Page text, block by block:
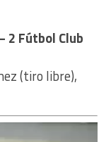
2 Fútbol Club
(tiro libre),